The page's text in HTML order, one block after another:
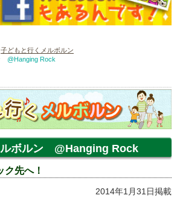
子どもと行くメルボルン
@Hanging Rock
ルボルン @Hanging Rock
先へ！
2014年1月31日掲載